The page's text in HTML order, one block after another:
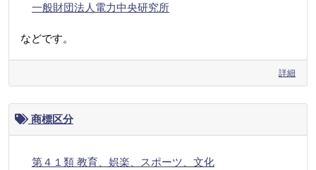
一般財団法人電力中央研究所
などです。
詳細
商標区分
第４１類 教育、娯楽、スポーツ、文化